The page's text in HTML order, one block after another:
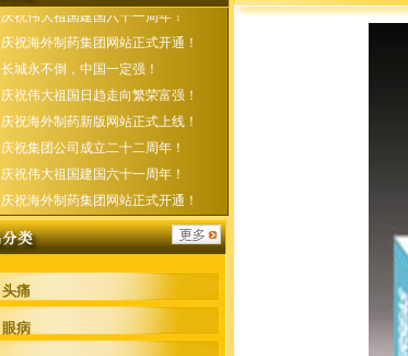
庆祝伟大祖国建国六十一周年！
庆祝海外制药集团网站正式开通！
长城永不倒，中国一定强！
庆祝伟大祖国日趋走向繁荣富强！
庆祝海外制药新版网站正式上线！
庆祝集团公司成立二十二周年！
庆祝伟大祖国建国六十一周年！
庆祝海外制药集团网站正式开通！
头痛
眼病